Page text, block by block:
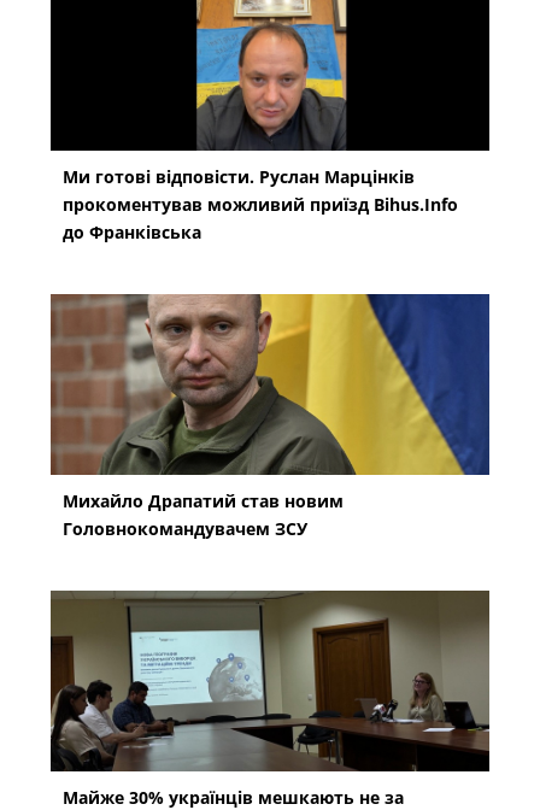
Ми готові відповісти. Руслан Марцінків
прокоментував можливий приїзд Bihus.Info
до Франківська
Михайло Драпатий став новим
Головнокомандувачем ЗСУ
Майже 30% українців мешкають не за